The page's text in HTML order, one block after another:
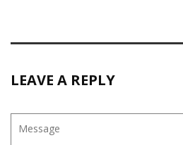
LEAVE A REPLY